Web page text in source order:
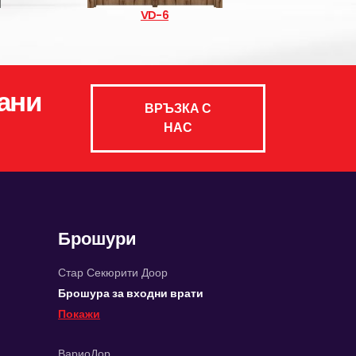
VD-6
ВРЪЗКА С
НАС
Брошури
Стар Секюрити Доор
Брошура за входни врати
Покажи